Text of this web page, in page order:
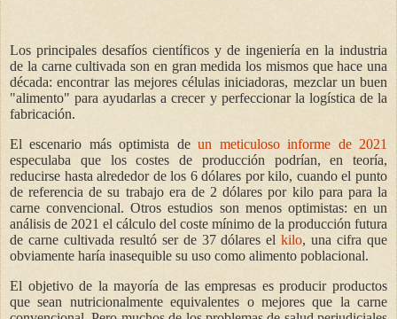
Los principales desafíos científicos y de ingeniería en la industria
de la carne cultivada son en gran medida los mismos que hace una
década: encontrar las mejores células iniciadoras, mezclar un buen
"alimento" para ayudarlas a crecer y perfeccionar la logística de la
fabricación.
El escenario más optimista deun meticuloso informe de 2021
especulaba que los costes de producción podrían, en teoría,
reducirse hasta alrededor de los 6 dólares por kilo, cuando el punto
de referencia de su trabajo era de 2 dólares por kilo para para la
carne convencional. Otros estudios son menos optimistas: en un
análisis de 2021 el cálculo del coste mínimo de la producción futura
de carne cultivada resultó ser de 37 dólares elkilo, una cifra que
obviamente haría inasequible su uso como alimento poblacional.
El objetivo de la mayoría de las empresas es producir productos
que sean nutricionalmente equivalentes o mejores que la carne